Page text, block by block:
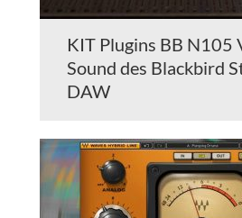
KIT Plugins BB N105
Sound des Blackbird
DAW